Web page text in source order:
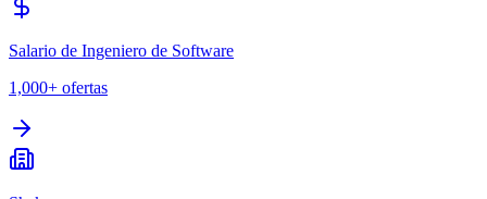
Salario de Ingeniero de Software
1,000+ ofertas